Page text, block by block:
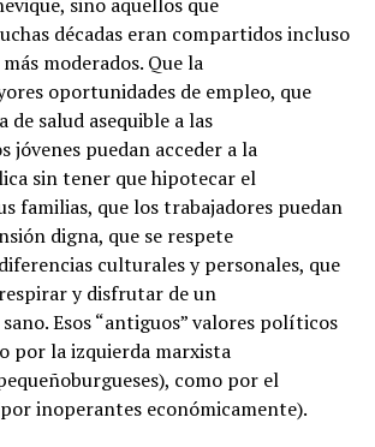
décadas eran compartidos incluso
moderados. Que la
oportunidades de empleo, que
de salud asequible a las
jóvenes puedan acceder a la
sin tener que hipotecar el
familias, que los trabajadores puedan
digna, que se respete
culturales y personales, que
y disfrutar de un
Esos “antiguos” valores políticos
por la izquierda marxista
como por el
inoperantes económicamente).